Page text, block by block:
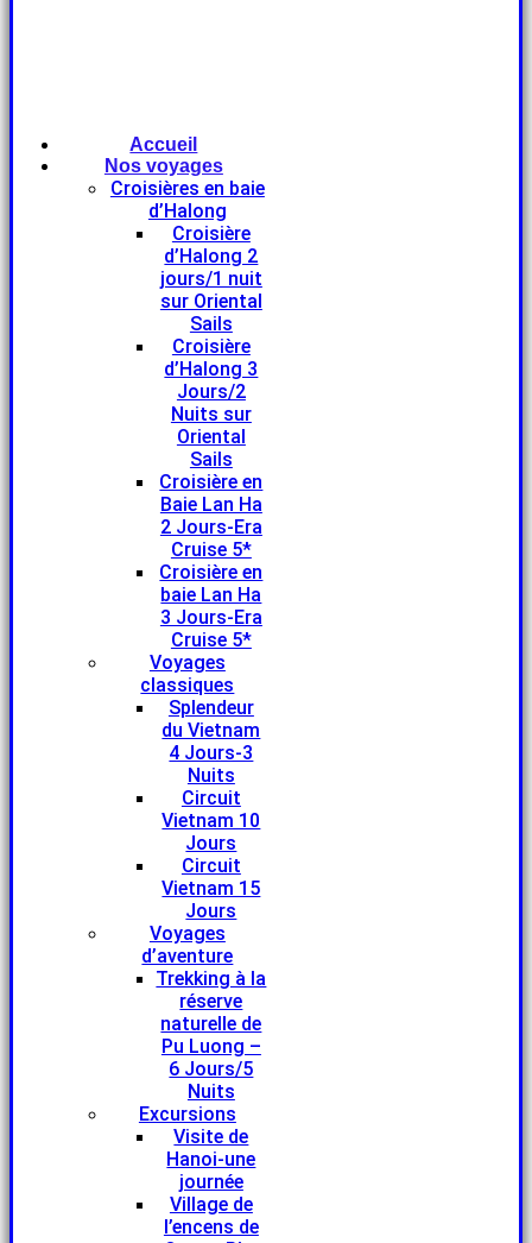
Accueil
Nos voyages
Croisières en baie
d’Halong
Croisière
d’Halong 2
jours/1 nuit
sur Oriental
Sails
Croisière
d’Halong 3
Jours/2
Nuits sur
Oriental
Sails
Croisière en
Baie Lan Ha
2 Jours-Era
Cruise 5*
Croisière en
baie Lan Ha
3 Jours-Era
Cruise 5*
Voyages
classiques
Splendeur
du Vietnam
4 Jours-3
Nuits
Circuit
Vietnam 10
Jours
Circuit
Vietnam 15
Jours
Voyages
d’aventure
Trekking à la
réserve
naturelle de
Pu Luong –
6 Jours/5
Nuits
Excursions
Visite de
Hanoi-une
journée
Village de
l’encens de